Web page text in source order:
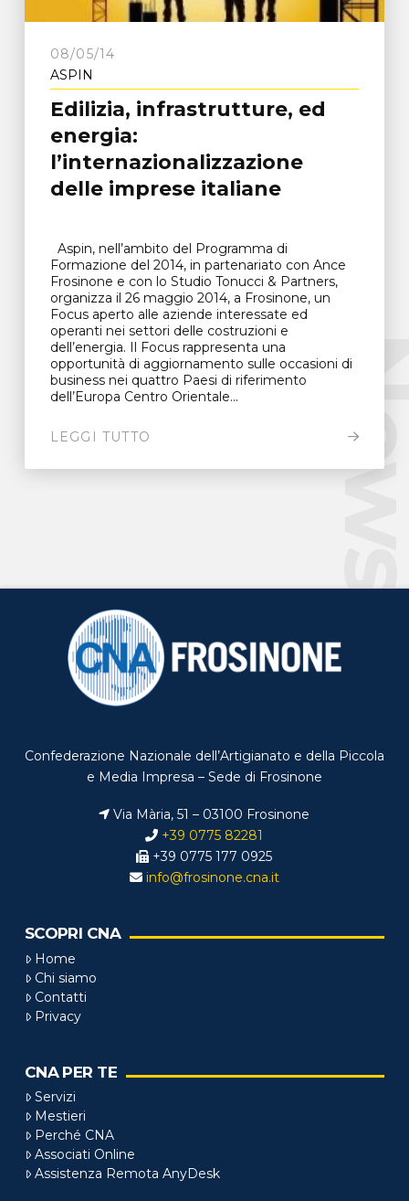
08/05/14
ASPIN
Edilizia, infrastrutture, ed
energia:
l’internazionalizzazione
delle imprese italiane
Aspin, nell’ambito del Programma di
Formazione del 2014, in partenariato con Ance
Frosinone e con lo Studio Tonucci & Partners,
organizza il 26 maggio 2014, a Frosinone, un
Focus aperto alle aziende interessate ed
operanti nei settori delle costruzioni e
dell’energia. Il Focus rappresenta una
opportunità di aggiornamento sulle occasioni di
business nei quattro Paesi di riferimento
dell’Europa Centro Orientale...
LEGGI TUTTO
Confederazione Nazionale dell’Artigianato e della Piccola
e Media Impresa – Sede di Frosinone
Via Mària, 51 – 03100 Frosinone
+39 0775 82281
+39 0775 177 0925
info@frosinone.cna.it
SCOPRI CNA
Home
Chi siamo
Contatti
Privacy
CNA PER TE
Servizi
Mestieri
Perché CNA
Associati Online
Assistenza Remota AnyDesk